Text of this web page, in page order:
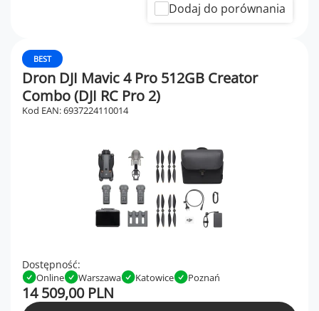
Dodaj do porównania
BEST
Dron DJI Mavic 4 Pro 512GB Creator
Combo (DJI RC Pro 2)
Kod EAN: 6937224110014
Dostępność:
Online Warszawa Katowice Poznań
14 509,00 PLN